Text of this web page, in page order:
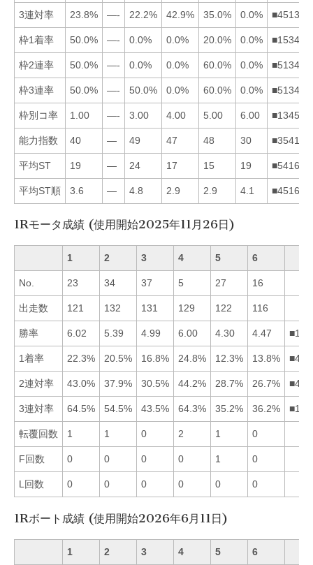
3連対率 23.8% —- 22.2% 42.9% 35.0% 0.0% ■451362
枠1着率 50.0% —- 0.0% 0.0% 20.0% 0.0% ■153462
枠2連率 50.0% —- 0.0% 0.0% 60.0% 0.0% ■513462
枠3連率 50.0% —- 50.0% 0.0% 60.0% 0.0% ■513462
枠別コ率 1.00 —- 3.00 4.00 5.00 6.00 ■134562
能力指数 40 — 49 47 48 30 ■354162
平均ST 19 — 24 17 15 19 ■541632
平均ST順 3.6 — 4.8 2.9 2.9 4.1 ■451632
1Rモータ成績 (使用開始2025年11月26日)
1 2 3 4 5 6
No. 23 34 37 5 27 16
出走数 121 132 131 129 122 116
勝率 6.02 5.39 4.99 6.00 4.30 4.47
1着率 22.3% 20.5% 16.8% 24.8% 12.3% 13.8%
2連対率 43.0% 37.9% 30.5% 44.2% 28.7% 26.7%
3連対率 64.5% 54.5% 43.5% 64.3% 35.2% 36.2%
転覆回数 1 1 0 2 1 0
F回数 0 0 0 0 1 0
L回数 0 0 0 0 0 0
1Rボート成績 (使用開始2026年6月11日)
1 2 3 4 5 6